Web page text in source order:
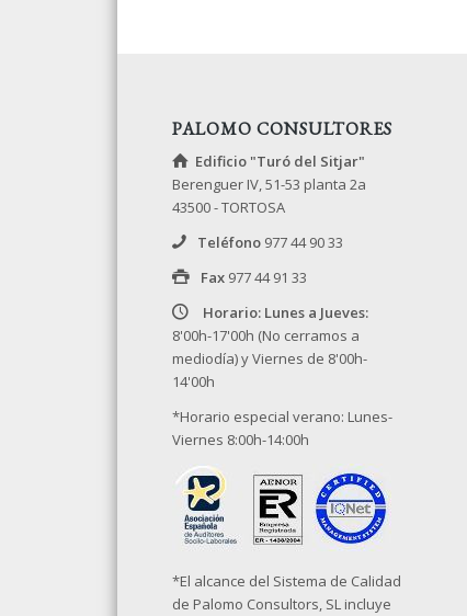
PALOMO CONSULTORES
Edificio "Turó del Sitjar"
Berenguer IV, 51-53 planta 2a
43500 - TORTOSA
Teléfono977 44 90 33
Fax977 44 91 33
Horario: Lunes a Jueves:
8'00h-17'00h (No cerramos a
mediodía) y Viernes de 8'00h-
14'00h
*Horario especial verano: Lunes-
Viernes 8:00h-14:00h
*El alcance del Sistema de Calidad
de Palomo Consultors, SL incluye